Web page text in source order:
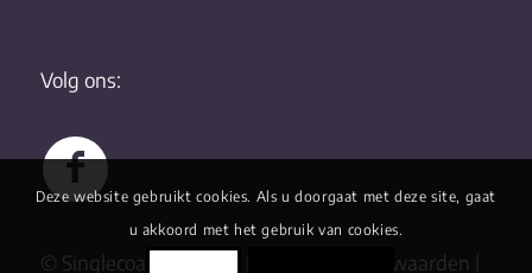
© Singlecoaching 2022 | Algemene Voorwaarden
Volg ons:
Deze website gebruikt cookies. Als u doorgaat met deze site, gaat
u akkoord met het gebruik van cookies.